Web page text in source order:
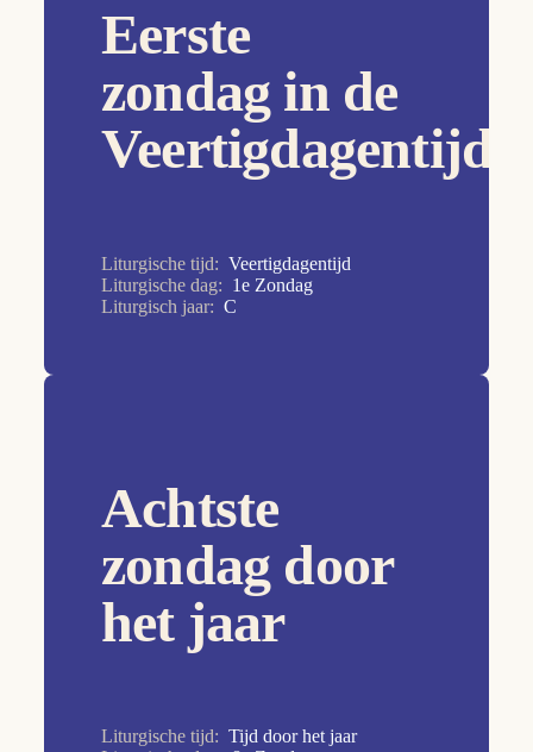
29e Zondag
2e Zondag
2e Zondag
30e Zondag
32e Zondag
33e Zondag
6e Zondag
8e Zondag
9e Zondag
Eerste
zondag in de
Veertigdagentijd
Liturgische tijd: Veertigdagentijd
Liturgische dag: 1e Zondag
Liturgisch jaar: C
Achtste
zondag door
het jaar
Liturgische tijd: Tijd door het jaar